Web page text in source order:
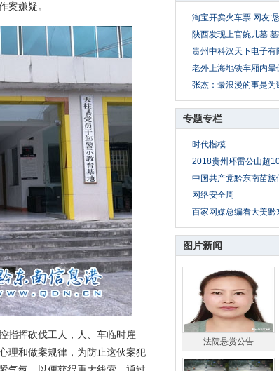
淘宝开卖火车票 网友:
陕西发现上官婉儿墓
贵州中科汉天下电子有
老外上海地铁车厢内
张杰：最浪漫的事是为
专题专栏
时代楷模
2018贵州环雷公山超
中国共产党黔东南苗
网络安全周
百家网媒总编看大美
图片新闻
法院悬赏公告
案嫌疑。
挥砍伐工人，人、车临时雇
理和做案规律，为防止这伙案犯